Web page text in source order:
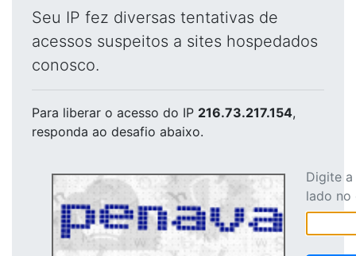
Seu IP fez diversas tentativas de
acessos suspeitos a sites hospedados
conosco.
Para liberar o acesso do IP 216.73.217.154,
responda ao desafio abaixo.
Digite
lado no